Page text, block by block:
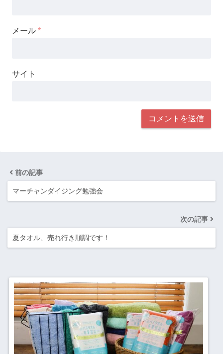
メール *
サイト
前の記事
マーチャンダイジング勉強会
次の記事
夏タオル、売れ行き順調です！